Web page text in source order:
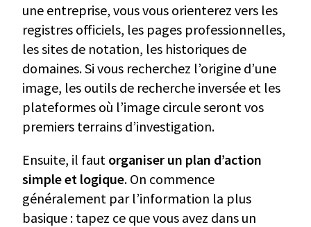
une entreprise, vous vous orienterez vers les
registres officiels, les pages professionnelles,
les sites de notation, les historiques de
domaines. Si vous recherchez l’origine d’une
image, les outils de recherche inversée et les
plateformes où l’image circule seront vos
premiers terrains d’investigation.
Ensuite, il faut organiser un plan d’action
simple et logique. On commence
généralement par l’information la plus
basique : tapez ce que vous avez dans un